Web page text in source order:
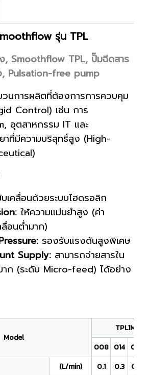
รุ่น TPL
, Smoothflow TPL, ปั๊มฉีดสาร
, Pulsation-free pump
วนการผลิตที่ต้องการการควบคุม
Control) เช่น การ
อุตสาหกรรม IT และ
าที่มีความบริสุทธิ์สูง (High-
เคลื่อนด้วยระบบไฮดรอลิก
ให้ความแม่นยำสูง (ค่า
อนต่ำมาก)
รองรับแรงดันสูงพิเศษ
Supply: สามารถจ่ายสารใน
ก (ระดับ Micro-feed) ได้อย่าง
Model
TPL1ME
008 014 018
(L/min) 0.1 0.3
0.5